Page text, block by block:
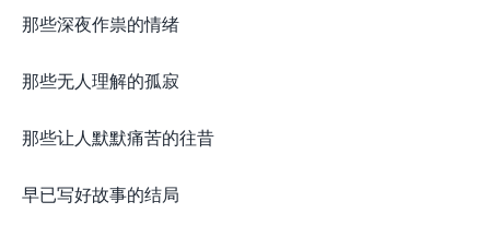
那些深夜作祟的情绪
那些无人理解的孤寂
那些让人默默痛苦的往昔
早已写好故事的结局